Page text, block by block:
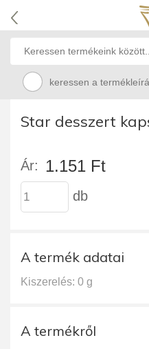
keressen a
Star desszert
Ár: 1.151 Ft
db
A termék adatai
Kiszerelés: 0 g
A termékről